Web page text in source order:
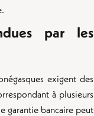
par les
exigent des
à plusieurs
garantie bancaire peut